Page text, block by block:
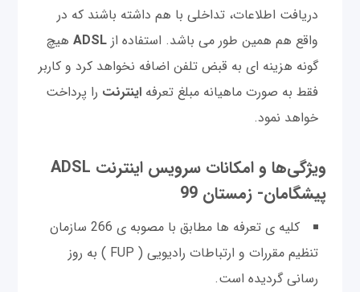
دریافت اطلاعات، تداخلی با هم داشته باشند که در
واقع هم همین طور می باشد. استفاده از ADSL
هیچ
گونه هزینه ای به قبض تلفن اضافه نخواهد کرد و کاربر
فقط به صورت ماهیانه مبلغ تعرفه اینترنت را پرداخت
خواهد نمود.
ویژگی‌ها و امکانات سرویس اینترنت ADSL
پیشگامان- زمستان 99
کلیه ی تعرفه ها مطابق با مصوبه ی 266 سازمان
تنظیم مقررات و ارتباطات رادیویی ( FUP ) به روز
رسانی گردیده است.